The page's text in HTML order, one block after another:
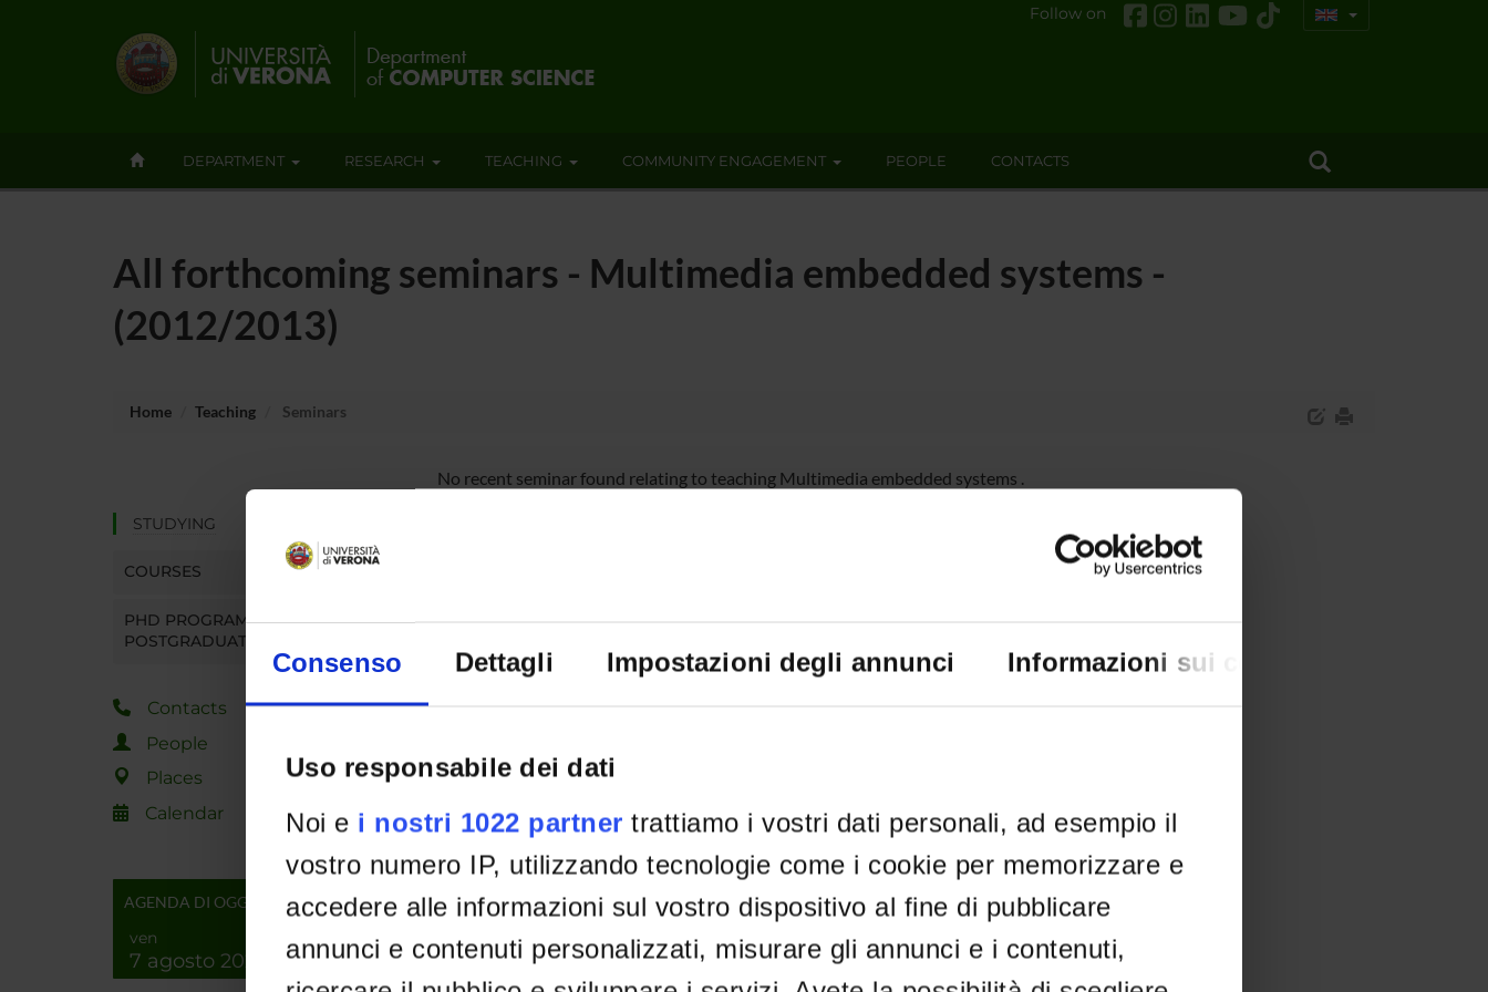
Consenso Dettagli Impostazioni degli annunci Informazioni sui cookie
Uso responsabile dei dati
Noi e i nostri 1022 partner trattiamo i vostri dati personali, ad esempio il
vostro numero IP, utilizzando tecnologie come i cookie per memorizzare e
accedere alle informazioni sul vostro dispositivo al fine di pubblicare
annunci e contenuti personalizzati, misurare gli annunci e i contenuti,
Follow on
DEPARTMENT RESEARCH TEACHING COMMUNITY ENGAGEMENT PEOPLE CONTACTS
All forthcoming seminars - Multimedia embedded systems -
(2012/2013)
Home Teaching Seminars
STUDYING
COURSES
PHD PROGRAMMES AND
POSTGRADUATE TRAINING
Contacts
People
Places
Calendar
AGENDA DI OGGI
ven
7 agosto 2026
No recent seminar found relating to teaching Multimedia embedded systems .